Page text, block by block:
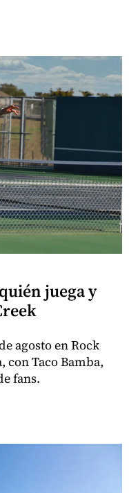
juega y
agosto en Rock
con Taco Bamba,
fans.